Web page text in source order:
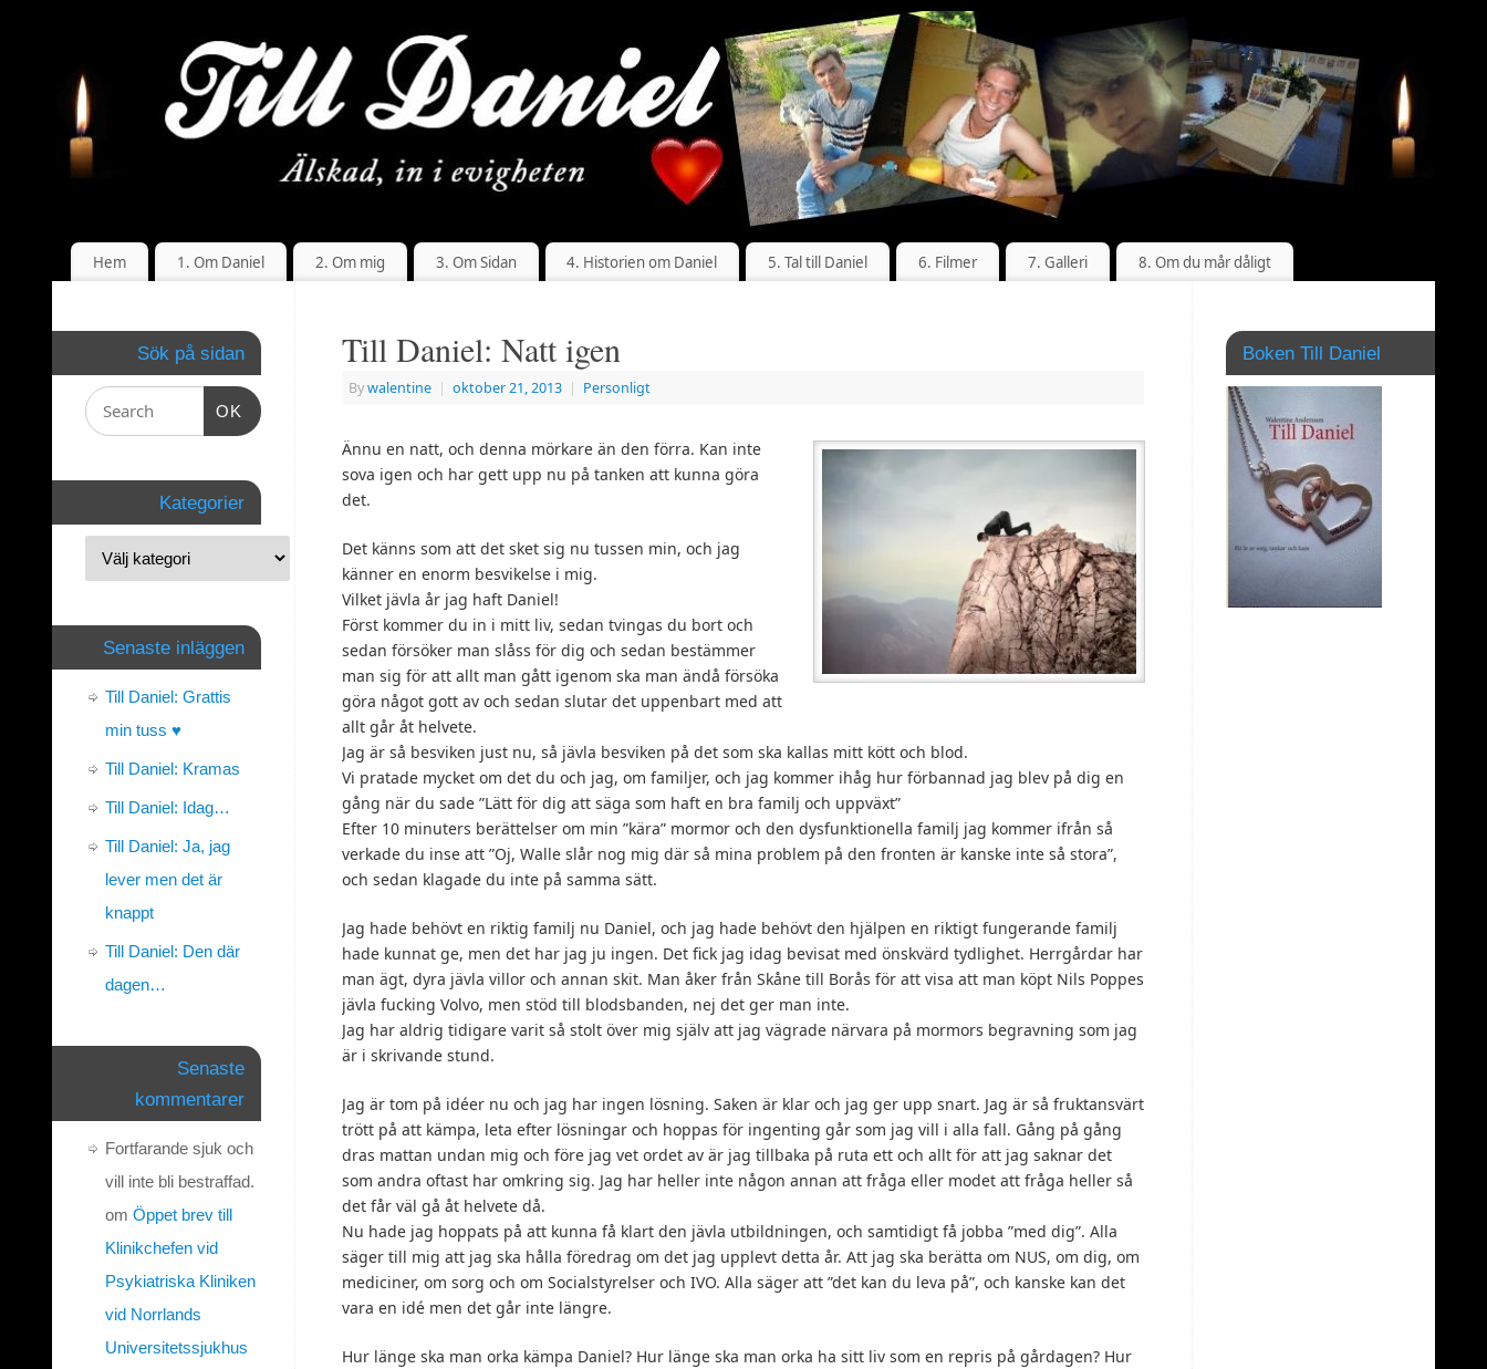
Hem 1. Om Daniel 2. Om mig 3. Om Sidan 4. Historien om Daniel 5. Tal till Daniel 6. Filmer 7. Galleri 8. Om du mår dåligt
Till Daniel: Natt igen
Bywalentine | oktober 21, 2013 | Personligt
Ännu en natt, och denna mörkare än den förra. Kan inte
sova igen och har gett upp nu på tanken att kunna göra
det.
Det känns som att det sket sig nu tussen min, och jag
känner en enorm besvikelse i mig.
Vilket jävla år jag haft Daniel!
Först kommer du in i mitt liv, sedan tvingas du bort och
sedan försöker man slåss för dig och sedan bestämmer
man sig för att allt man gått igenom ska man ändå försöka
göra något gott av och sedan slutar det uppenbart med att
allt går åt helvete.
Jag är så besviken just nu, så jävla besviken på det som ska kallas mitt kött och blod.
Vi pratade mycket om det du och jag, om familjer, och jag kommer ihåg hur förbannad jag blev på dig en
gång när du sade ”Lätt för dig att säga som haft en bra familj och uppväxt”
Efter 10 minuters berättelser om min ”kära” mormor och den dysfunktionella familj jag kommer ifrån så
verkade du inse att ”Oj, Walle slår nog mig där så mina problem på den fronten är kanske inte så stora”,
och sedan klagade du inte på samma sätt.
Jag hade behövt en riktig familj nu Daniel, och jag hade behövt den hjälpen en riktigt fungerande familj
hade kunnat ge, men det har jag ju ingen. Det fick jag idag bevisat med önskvärd tydlighet. Herrgårdar har
man ägt, dyra jävla villor och annan skit. Man åker från Skåne till Borås för att visa att man köpt Nils Poppes
jävla fucking Volvo, men stöd till blodsbanden, nej det ger man inte.
Jag har aldrig tidigare varit så stolt över mig själv att jag vägrade närvara på mormors begravning som jag
är i skrivande stund.
Jag är tom på idéer nu och jag har ingen lösning. Saken är klar och jag ger upp snart. Jag är så fruktansvärt
trött på att kämpa, leta efter lösningar och hoppas för ingenting går som jag vill i alla fall. Gång på gång
dras mattan undan mig och före jag vet ordet av är jag tillbaka på ruta ett och allt för att jag saknar det
som andra oftast har omkring sig. Jag har heller inte någon annan att fråga eller modet att fråga heller så
det får väl gå åt helvete då.
Nu hade jag hoppats på att kunna få klart den jävla utbildningen, och samtidigt få jobba ”med dig”. Alla
säger till mig att jag ska hålla föredrag om det jag upplevt detta år. Att jag ska berätta om NUS, om dig, om
mediciner, om sorg och om Socialstyrelser och IVO. Alla säger att ”det kan du leva på”, och kanske kan det
vara en idé men det går inte längre.
Hur länge ska man orka kämpa Daniel? Hur länge ska man orka ha sitt liv som en repris på gårdagen? Hur
Sök på sidan
OK
Kategorier
Senaste inläggen
Till Daniel: Grattis
min tuss ♥
Till Daniel: Kramas
Till Daniel: Idag…
Till Daniel: Ja, jag
lever men det är
knappt
Till Daniel: Den där
dagen…
Senaste
kommentarer
Fortfarande sjuk och
vill inte bli bestraffad.
om Öppet brev till
Klinikchefen vid
Psykiatriska Kliniken
vid Norrlands
Universitetssjukhus
Boken Till Daniel